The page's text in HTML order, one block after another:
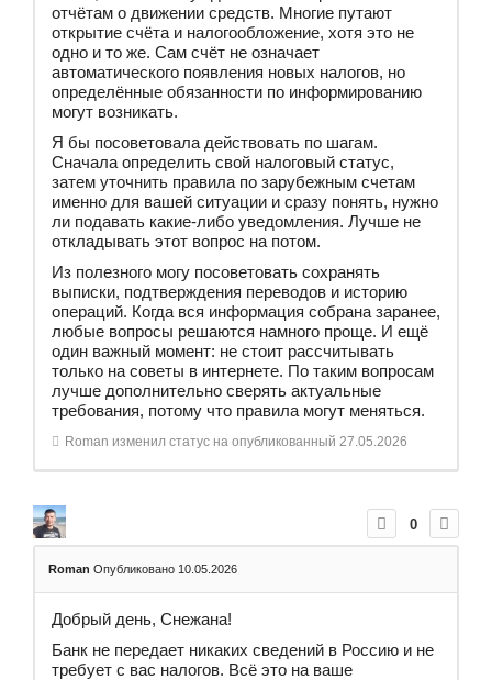
отчётам о движении средств. Многие путают
открытие счёта и налогообложение, хотя это не
одно и то же. Сам счёт не означает
автоматического появления новых налогов, но
определённые обязанности по информированию
могут возникать.
Я бы посоветовала действовать по шагам.
Сначала определить свой налоговый статус,
затем уточнить правила по зарубежным счетам
именно для вашей ситуации и сразу понять, нужно
ли подавать какие-либо уведомления. Лучше не
откладывать этот вопрос на потом.
Из полезного могу посоветовать сохранять
выписки, подтверждения переводов и историю
операций. Когда вся информация собрана заранее,
любые вопросы решаются намного проще. И ещё
один важный момент: не стоит рассчитывать
только на советы в интернете. По таким вопросам
лучше дополнительно сверять актуальные
требования, потому что правила могут меняться.
Roman изменил статус на опубликованный 27.05.2026
0
Roman Опубликовано 10.05.2026
Добрый день, Снежана!
Банк не передает никаких сведений в Россию и не
требует с вас налогов. Всё это на ваше